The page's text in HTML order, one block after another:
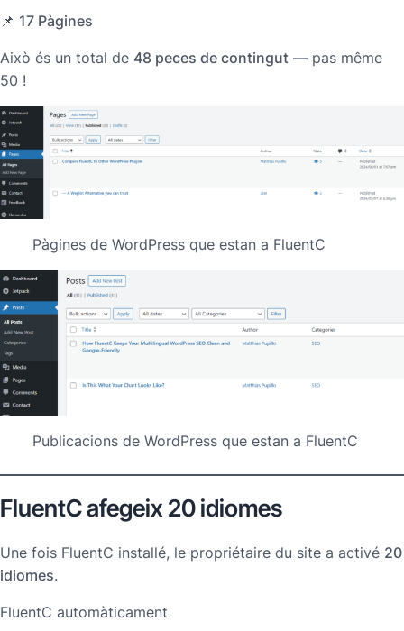
📌 17 Pàgines
Això és un total de 48 peces de contingut — pas même
50 !
Pàgines de WordPress que estan a FluentC
Publicacions de WordPress que estan a FluentC
FluentC afegeix 20 idiomes
Une fois FluentC installé, le propriétaire du site a activé 20
idiomes.
FluentC automàticament